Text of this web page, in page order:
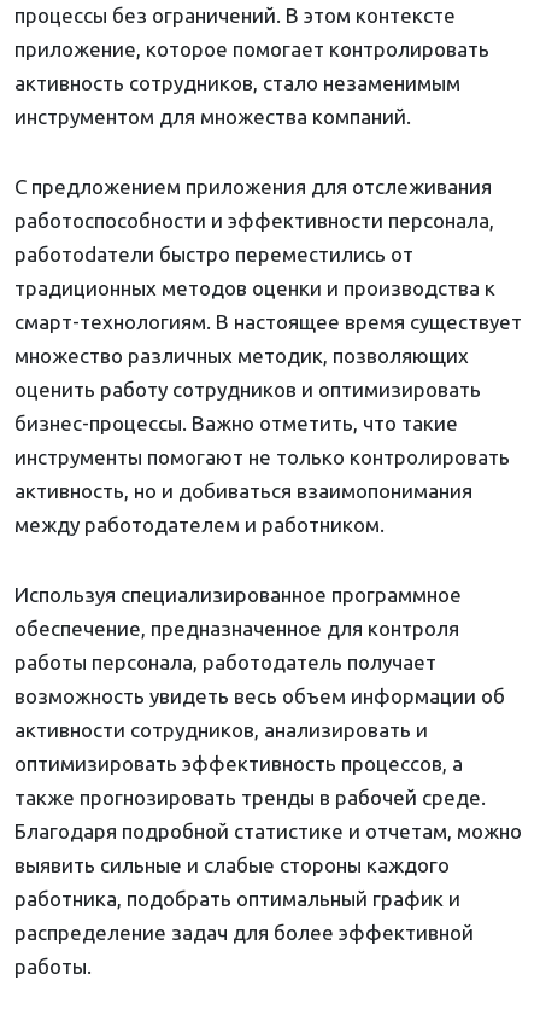
процессы без ограничений. В этом контексте
приложение, которое помогает контролировать
активность сотрудников, стало незаменимым
инструментом для множества компаний.
С предложением приложения для отслеживания
работоспособности и эффективности персонала,
работodатели быстро переместились от
традиционных методов оценки и производства к
смарт-технологиям. В настоящее время существует
множество различных методик, позволяющих
оценить работу сотрудников и оптимизировать
бизнес-процессы. Важно отметить, что такие
инструменты помогают не только контролировать
активность, но и добиваться взаимопонимания
между работодателем и работником.
Используя специализированное программное
обеспечение, предназначенное для контроля
работы персонала, работодатель получает
возможность увидеть весь объем информации об
активности сотрудников, анализировать и
оптимизировать эффективность процессов, а
также прогнозировать тренды в рабочей среде.
Благодаря подробной статистике и отчетам, можно
выявить сильные и слабые стороны каждого
работника, подобрать оптимальный график и
распределение задач для более эффективной
работы.